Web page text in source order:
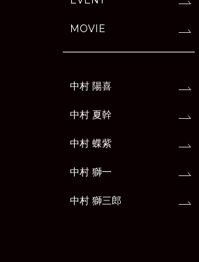
MOVIE
中村 陽喜
中村 夏幹
中村 蝶紫
中村 獅一
中村 獅三郎